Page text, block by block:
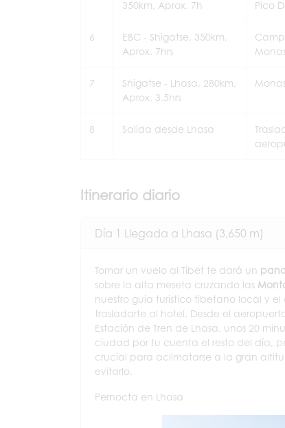
350km, Aprox. 7h
Pico
6
EBC - Shigatse, 350km,
Aprox. 7hrs
7
Shigatse - Lhasa, 280km,
Aprox. 3.5hrs
8 Salida desde Lhasa
Itinerario diario
Día 1 Llegada a Lhasa (3,650 m)
Tomar un vuelo al Tíbet te dará un
sobre la alta meseta cruzando las
nuestro guía turístico tibetano local y
trasladarte al hotel. Desde el
Estación de Tren de Lhasa, unos 20
ciudad por tu cuenta el resto del día,
crucial para aclimatarse a la gran
evitarlo.
Pernocta en Lhasa